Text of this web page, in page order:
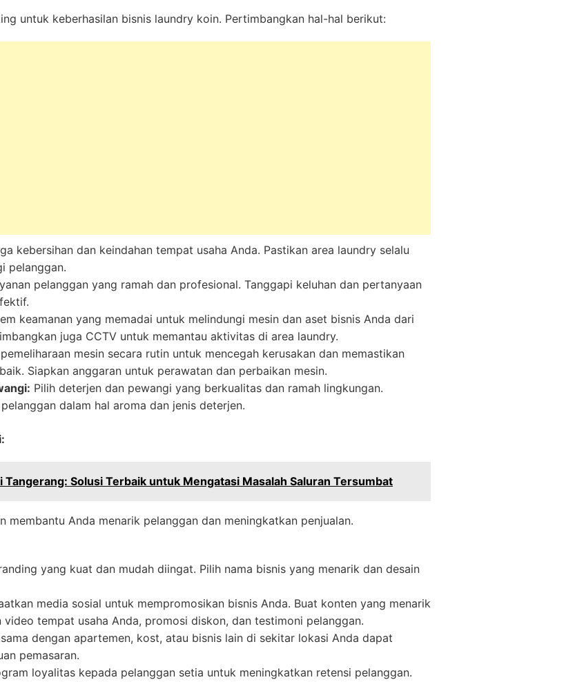
untuk keberhasilan bisnis laundry koin. Pertimbangkan hal-hal berikut:
kebersihan dan keindahan tempat usaha Anda. Pastikan area laundry selalu
pelanggan.
pelanggan yang ramah dan profesional. Tanggapi keluhan dan pertanyaan
keamanan yang memadai untuk melindungi mesin dan aset bisnis Anda dari
juga CCTV untuk memantau aktivitas di area laundry.
mesin secara rutin untuk mencegah kerusakan dan memastikan
Siapkan anggaran untuk perawatan dan perbaikan mesin.
Pilih deterjen dan pewangi yang berkualitas dan ramah lingkungan.
dalam hal aroma dan jenis deterjen.
Tangerang: Solusi Terbaik untuk Mengatasi Masalah Saluran Tersumbat
membantu Anda menarik pelanggan dan meningkatkan penjualan.
yang kuat dan mudah diingat. Pilih nama bisnis yang menarik dan desain
media sosial untuk mempromosikan bisnis Anda. Buat konten yang menarik
tempat usaha Anda, promosi diskon, dan testimoni pelanggan.
dengan apartemen, kost, atau bisnis lain di sekitar lokasi Anda dapat
pemasaran.
loyalitas kepada pelanggan setia untuk meningkatkan retensi pelanggan.